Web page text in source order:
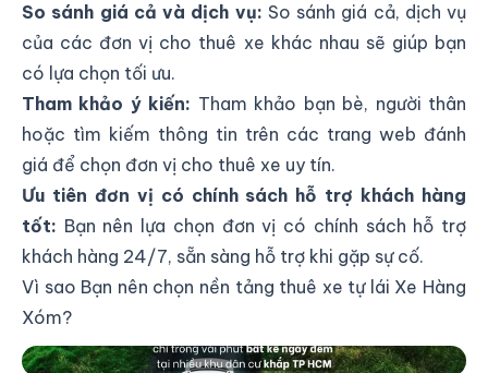
So sánh giá cả và dịch vụ: So sánh giá cả, dịch vụ
của các đơn vị cho thuê xe khác nhau sẽ giúp bạn
có lựa chọn tối ưu.
Tham khảo ý kiến: Tham khảo bạn bè, người thân
hoặc tìm kiếm thông tin trên các trang web đánh
giá để chọn đơn vị cho thuê xe uy tín.
Ưu tiên đơn vị có chính sách hỗ trợ khách hàng
tốt: Bạn nên lựa chọn đơn vị có chính sách hỗ trợ
khách hàng 24/7, sẵn sàng hỗ trợ khi gặp sự cố.
Vì sao Bạn nên chọn nền tảng thuê xe tự lái Xe Hàng
Xóm?
Nền tảng thuê xe tự lái